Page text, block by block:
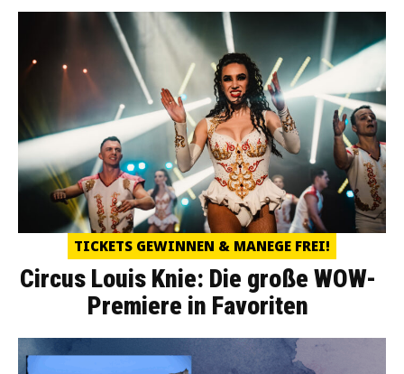
TICKETS GEWINNEN & MANEGE FREI!
Circus Louis Knie: Die große WOW-
Premiere in Favoriten